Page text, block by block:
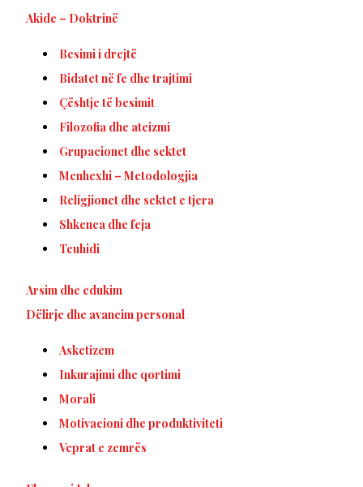
Akide – Doktrinë
Besimi i drejtë
Bidatet në fe dhe trajtimi
Çështje të besimit
Filozofia dhe ateizmi
Grupacionet dhe sektet
Menhexhi – Metodologjia
Religjionet dhe sektet e tjera
Shkenca dhe feja
Teuhidi
Arsim dhe edukim
Dëlirje dhe avancim personal
Asketizem
Inkurajimi dhe qortimi
Morali
Motivacioni dhe produktiviteti
Veprat e zemrës